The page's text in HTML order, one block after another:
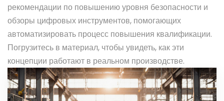
рекомендации по повышению уровня безопасности и
обзоры цифровых инструментов, помогающих
автоматизировать процесс повышения квалификации.
Погрузитесь в материал, чтобы увидеть, как эти
концепции работают в реальном производстве.